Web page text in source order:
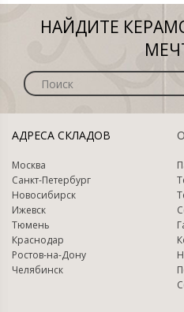
НАЙДИТЕ
АДРЕСА СКЛАДОВ
Москва
Санкт-Петербург
Новосибирск
Ижевск
Тюмень
Краснодар
Ростов-на-Дону
Челябинск